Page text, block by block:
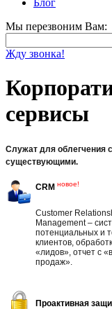
Блог
Мы перезвоним Вам:
Жду звонка!
сервисы
Cлужат для облегчения
существующими.
CRM новое!
Customer
Management –
потенциальных и
клиентов,
«лидов», отчет с
продаж».
Проактивная